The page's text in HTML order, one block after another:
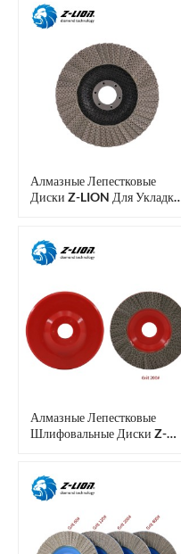
Шлифовальной Машины,
Предназначенные Для
Шлифовки Стекла.
Алмазные Лепестковые
Диски Z-LION Для Укладки
Плитки.
Алмазные Лепестковые
Шлифовальные Диски Z-